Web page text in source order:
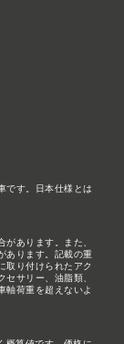
です。日本仕様とは
あります。また、
あります。記載の重
取り付けられたアク
サリー、油脂類、
軸荷重を超えないよ